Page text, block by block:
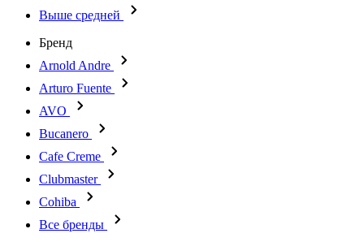
Выше средней
Бренд
Arnold Andre
Arturo Fuente
AVO
Bucanero
Cafe Creme
Clubmaster
Cohiba
Все бренды